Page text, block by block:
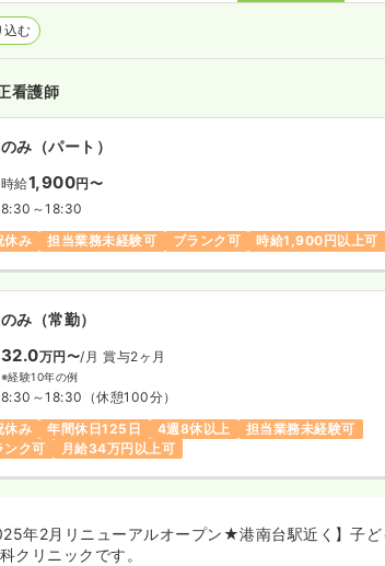
込む
看護師
み（パート）
時給1,900円〜
8:30～18:30
休み
担当業務未経験可 ブランク可 時給1,900円以上可
み（常勤）
32.0万円〜/月 賞与2ヶ月
※経験10年の例
8:30～18:30 （休憩100分）
休み
年間休日125日 4週8休以上
担当業務未経験可
ンク可
月給34万円以上可
年2月リニューアルオープン★港南台駅近く】子
クリニックです。